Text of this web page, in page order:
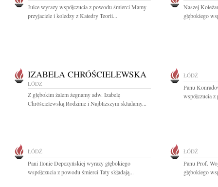
Julce wyrazy współczucia z powodu śmierci Mamy
przyjaciele i koledzy z Katedry Teorii...
Naszej
głębokiego
IZABELA CHRÓŚCIELEWSKA
ŁÓDŹ
Z głębokim żalem żegnamy adw. Izabelę
Chróścielewską Rodzinie i Najbliższym składamy...
ŁÓDŹ
Panu
współczucia
ŁÓDŹ
Pani Ilonie Depczyńskiej wyrazy głębokiego
współczucia z powodu śmierci Taty składają...
ŁÓDŹ
Panu Prof.
głębokiego